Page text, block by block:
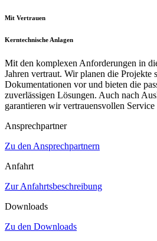
Mit Vertrauen
Kerntechnische Anlagen
Mit den komplexen Anforderungen in
Jahren vertraut. Wir planen die Projekte
Dokumentationen vor und bieten die
zuverlässigen Lösungen. Auch nach
garantieren wir vertrauensvollen
Ansprechpartner
Zu den Ansprechpartnern
Anfahrt
Zur Anfahrtsbeschreibung
Downloads
Zu den Downloads